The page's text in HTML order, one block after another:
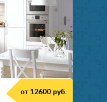
от 12600 руб.